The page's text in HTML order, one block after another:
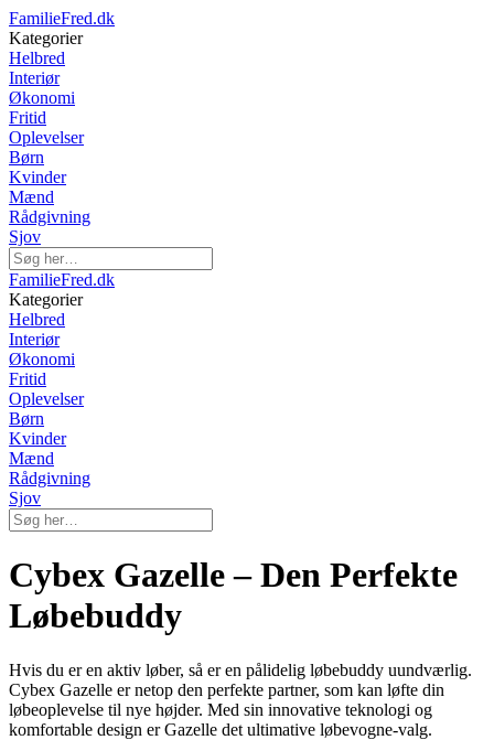
FamilieFred.dk
Kategorier
Helbred
Interiør
Økonomi
Fritid
Oplevelser
Børn
Kvinder
Mænd
Rådgivning
Sjov
FamilieFred.dk
Kategorier
Helbred
Interiør
Økonomi
Fritid
Oplevelser
Børn
Kvinder
Mænd
Rådgivning
Sjov
Cybex Gazelle – Den Perfekte
Løbebuddy
Hvis du er en aktiv løber, så er en pålidelig løbebuddy uundværlig.
Cybex Gazelle er netop den perfekte partner, som kan løfte din
løbeoplevelse til nye højder. Med sin innovative teknologi og
komfortable design er Gazelle det ultimative løbevogne-valg.